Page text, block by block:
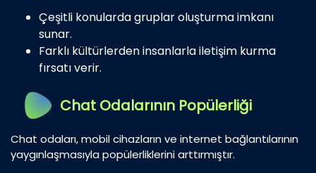
Çeşitli konularda gruplar oluşturma imkanı
sunar.
Farklı kültürlerden insanlarla iletişim kurma
fırsatı verir.
Chat Odalarının Popülerliği
Chat odaları, mobil cihazların ve internet bağlantılarının
yaygınlaşmasıyla popülerliklerini arttırmıştır.